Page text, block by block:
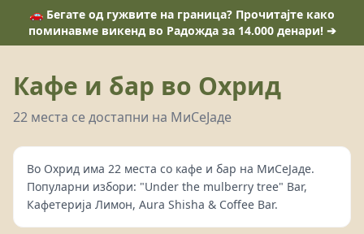
🚗 Бегате од гужвите на граница? Прочитајте како
поминавме викенд во Радожда за 14.000 денари! ➔
Кафе и бар во Охрид
22 места се достапни на МиСеЈаде
Во Охрид има 22 места со кафе и бар на МиСеЈаде.
Популарни избори: "Under the mulberry tree" Bar,
Кафетерија Лимон, Aura Shisha & Coffee Bar.